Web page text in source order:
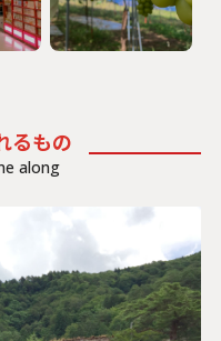
るもの
along